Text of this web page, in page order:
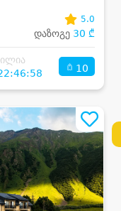
5.0
დაზოგე 30 ₾
10